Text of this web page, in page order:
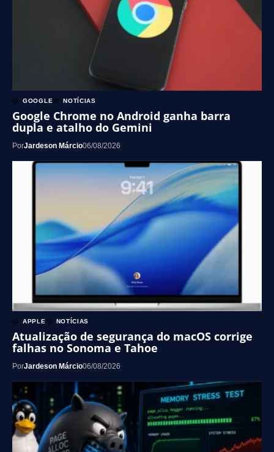
GOOGLE NOTÍCIAS
Google Chrome no Android ganha barra
dupla e atalho do Gemini
PorJardeson Márcio06/08/2026
APPLE NOTÍCIAS
Atualização de segurança do macOS corrige
falhas no Sonoma e Tahoe
PorJardeson Márcio06/08/2026